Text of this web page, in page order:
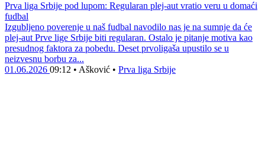
Prva liga Srbije pod lupom: Regularan plej-aut vratio veru u domaći
fudbal
Izgubljeno poverenje u naš fudbal navodilo nas je na sumnje da će
plej-aut Prve lige Srbije biti regularan. Ostalo je pitanje motiva kao
presudnog faktora za pobedu. Deset prvoligaša upustilo se u
neizvesnu borbu za...
01.06.2026 09:12 • Ašković • Prva liga Srbije